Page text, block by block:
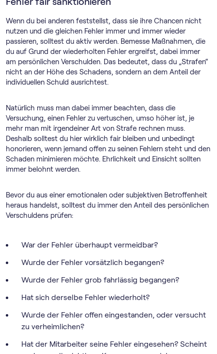
Wenn du bei anderen feststellst, dass sie ihre Chancen nicht
nutzen und die gleichen Fehler immer und immer wieder
passieren, solltest du aktiv werden. Bemesse Maßnahmen, die
du auf Grund der wiederholten Fehler ergreifst, dabei immer
am persönlichen Verschulden. Das bedeutet, dass du „Strafen“
nicht an der Höhe des Schadens, sondern an dem Anteil der
individuellen Schuld ausrichtest.
Natürlich muss man dabei immer beachten, dass die
Versuchung, einen Fehler zu vertuschen, umso höher ist, je
mehr man mit irgendeiner Art von Strafe rechnen muss.
Deshalb solltest du hier wirklich fair bleiben und unbedingt
honorieren, wenn jemand offen zu seinen Fehlern steht und den
Schaden minimieren möchte. Ehrlichkeit und Einsicht sollten
immer belohnt werden.
Bevor du aus einer emotionalen oder subjektiven Betroffenheit
heraus handelst, solltest du immer den Anteil des persönlichen
Verschuldens prüfen:
War der Fehler überhaupt vermeidbar?
Wurde der Fehler vorsätzlich begangen?
Wurde der Fehler grob fahrlässig begangen?
Hat sich derselbe Fehler wiederholt?
Wurde der Fehler offen eingestanden, oder versucht
zu verheimlichen?
Hat der Mitarbeiter seine Fehler eingesehen? Scheint